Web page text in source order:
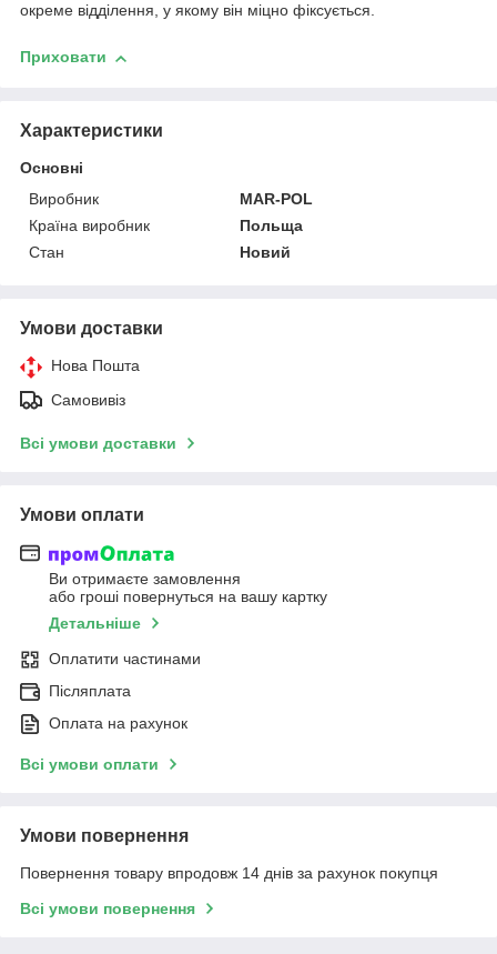
окреме відділення, у якому він міцно фіксується.
Приховати
Характеристики
Основні
Виробник
MAR-POL
Країна виробник
Польща
Стан
Новий
Умови доставки
Нова Пошта
Самовивіз
Всі умови доставки
Умови оплати
Ви отримаєте замовлення
або гроші повернуться на вашу картку
Детальніше
Оплатити частинами
Післяплата
Оплата на рахунок
Всі умови оплати
Умови повернення
Повернення товару впродовж 14 днів за рахунок покупця
Всі умови повернення